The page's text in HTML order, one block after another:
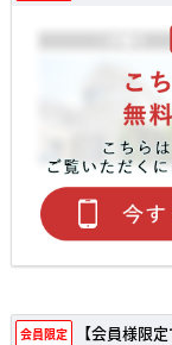
会員限定 【会員様限